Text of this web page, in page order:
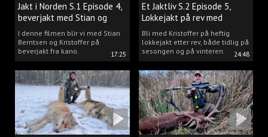
17:25
Jakt i Norden S.1 Episode 4,
beverjakt med Stian og
Kristoffer
I denne filmen blir vi med Stian
Berntsen og Kristoffer på
beverjakt fra kano.
24:48
Et Jaktliv S.2 Episode 5,
Lokkejakt på rev med
Kristoffer Clausen
Bli med Kristoffer på heftig
lokkejakt etter rev, både tidlig på
sesongen og på vinteren.